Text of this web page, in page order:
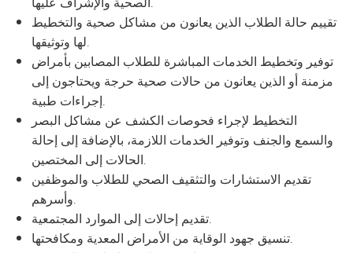
تقييم حالة الطلاب الذين يعانون من مشاكل صحية والتخطيط
لها وتوثيقها.
توفير وتخطيط الخدمات المباشرة للطلاب المصابين بأمراض
مزمنة أو الذين يعانون من حالات صحية حرجة ويحتاجون إلى
إجراءات طبية.
التخطيط لإجراء فحوصات الكشف عن مشاكل البصر
والسمع والجنف وتوفير الخدمات اللازمة، بالإضافة إلى إحالة
الحالات إلى المختصين.
تقديم الاستشارات والتثقيف الصحي للطلاب والموظفين
وأسرهم.
تقديم إحالات إلى الموارد المجتمعية.
تنسيق جهود الوقاية من الأمراض المعدية ومكافحتها.